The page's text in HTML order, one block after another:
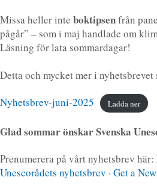
Missa heller inte boktipsenfrån
pågår” – som i maj handlade om
Läsning för lata sommardagar!
Detta och mycket mer i
Nyhetsbrev-juni-2025
Ladda ner
Glad sommar önskar Svenska
Prenumerera på vårt nyhetsbrev här:
Unescorådets nyhetsbrev · Get a